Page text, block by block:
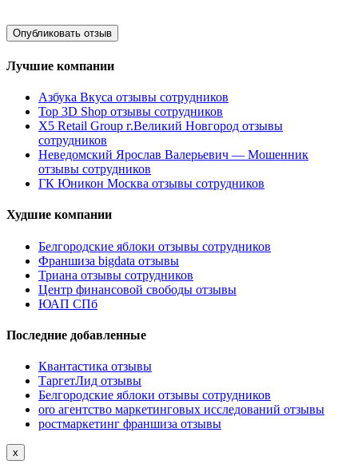
Лучшие компании
Азбука Вкуса отзывы сотрудников
Top 3D Shop отзывы сотрудников
X5 Retail Group г.Великий Новгород отзывы
сотрудников
Неведомский Ярослав Валерьевич — Мошенник
отзывы сотрудников
ГК Юникон Москва отзывы сотрудников
Худшие компании
Белгородские яблоки отзывы сотрудников
Франшиза bigdata отзывы
Триана отзывы сотрудников
Центр финансовой свободы отзывы
ЮАП СПб
Последние добавленные
Квантастика отзывы
ТаргетЛид отзывы
Белгородские яблоки отзывы сотрудников
oro агентство маркетинговых исследований отзывы
ростмаркетинг франшиза отзывы
x